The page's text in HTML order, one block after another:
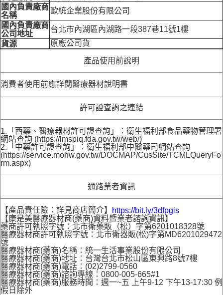
國內負責廠商
名稱
歐統企業股份有限公司
國內負責廠商
公司地址
台北市內湖區內湖路一段387巷11號1樓
貨源
原廠公司貨
產品使用前說明
消費者使用前應詳閱醫療器材說明書
許可證查詢之連結
1.「西藥、醫療器材許可證查詢」：衛生福利部食品藥物管理署
網站查詢 (https://lmspiq.fda.gov.tw/web/)
2.「中藥許可證查詢」：衛生福利部中醫藥司網站查詢
(https://service.mohw.gov.tw/DOCMAP/CusSite/TCMLQueryFo
rm.aspx)
通路業者資訊
【產品責任險：詳見商店簡介】
https://bit.ly/3dfpgis
【康是美醫療器材商(藥商)資料暨業者諮詢資訊】
藥商許可執照字號：北市衛藥販（松）字第6201018328號
醫療器材商許可執照字號：北市衛器販(松)字第MD6201029472
號
醫療器材商(藥商)名稱：統一生活事業股份有限公司
醫療器材商(藥商)地址：台灣台北市松山區東興路8號7樓
醫療器材商(藥商)電話：(02)2799-0560
醫療器材商(藥商)諮詢專線：0800-005-665#1
醫療器材商(藥商)服務時間：週一~五 上午9-12 下午13-17:30 例
假日除外